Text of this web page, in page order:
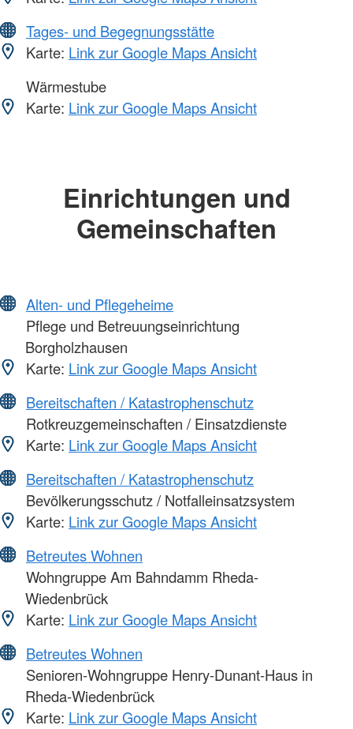
Tages- und Begegnungsstätte
Karte: Link zur Google Maps Ansicht
Wärmestube
Karte: Link zur Google Maps Ansicht
Einrichtungen und
Gemeinschaften
Alten- und Pflegeheime
Pflege und Betreuungseinrichtung
Borgholzhausen
Karte: Link zur Google Maps Ansicht
Bereitschaften / Katastrophenschutz
Rotkreuzgemeinschaften / Einsatzdienste
Karte: Link zur Google Maps Ansicht
Bereitschaften / Katastrophenschutz
Bevölkerungsschutz / Notfalleinsatzsystem
Karte: Link zur Google Maps Ansicht
Betreutes Wohnen
Wohngruppe Am Bahndamm Rheda-
Wiedenbrück
Karte: Link zur Google Maps Ansicht
Betreutes Wohnen
Senioren-Wohngruppe Henry-Dunant-Haus in
Rheda-Wiedenbrück
Karte: Link zur Google Maps Ansicht